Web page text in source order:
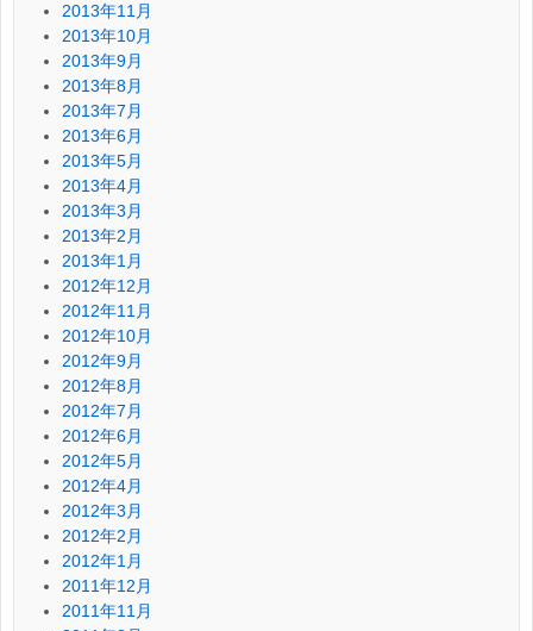
2013年11月
2013年10月
2013年9月
2013年8月
2013年7月
2013年6月
2013年5月
2013年4月
2013年3月
2013年2月
2013年1月
2012年12月
2012年11月
2012年10月
2012年9月
2012年8月
2012年7月
2012年6月
2012年5月
2012年4月
2012年3月
2012年2月
2012年1月
2011年12月
2011年11月